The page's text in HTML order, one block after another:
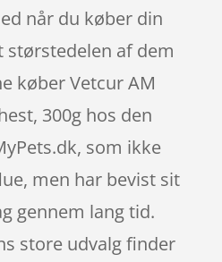
når du køber din
størstedelen af dem
køber Vetcur AM
300g hos den
som ikke
men har bevist sit
gennem lang tid.
store udvalg finder